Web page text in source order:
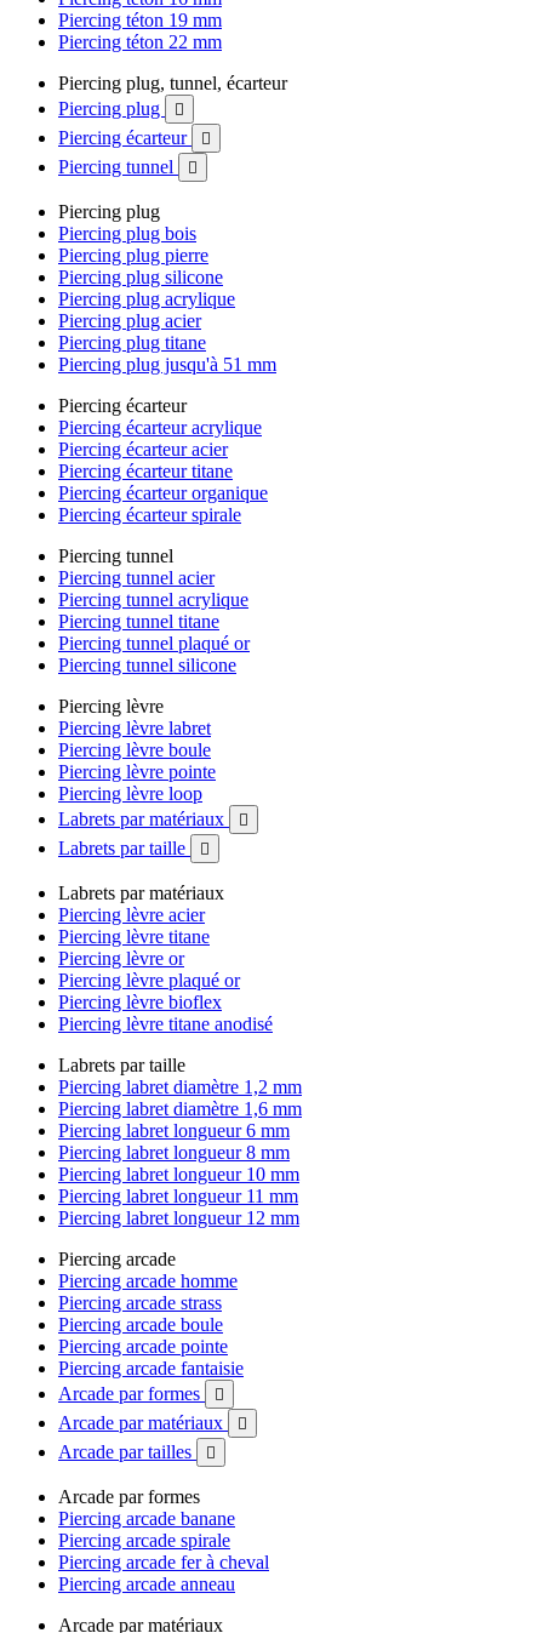
Piercing téton 19 mm
Piercing téton 22 mm
Piercing plug, tunnel, écarteur
Piercing plug

Piercing écarteur 
Piercing tunnel 
Piercing plug
Piercing plug bois
Piercing plug pierre
Piercing plug silicone
Piercing plug acrylique
Piercing plug acier
Piercing plug titane
Piercing plug jusqu'à 51 mm
Piercing écarteur
Piercing écarteur acrylique
Piercing écarteur acier
Piercing écarteur titane
Piercing écarteur organique
Piercing écarteur spirale
Piercing tunnel
Piercing tunnel acier
Piercing tunnel acrylique
Piercing tunnel titane
Piercing tunnel plaqué or
Piercing tunnel silicone
Piercing lèvre
Piercing lèvre labret
Piercing lèvre boule
Piercing lèvre pointe
Piercing lèvre loop
Labrets par matériaux

Labrets par taille 
Labrets par matériaux
Piercing lèvre acier
Piercing lèvre titane
Piercing lèvre or
Piercing lèvre plaqué or
Piercing lèvre bioflex
Piercing lèvre titane anodisé
Labrets par taille
Piercing labret diamètre 1,2 mm
Piercing labret diamètre 1,6 mm
Piercing labret longueur 6 mm
Piercing labret longueur 8 mm
Piercing labret longueur 10 mm
Piercing labret longueur 11 mm
Piercing labret longueur 12 mm
Piercing arcade
Piercing arcade homme
Piercing arcade strass
Piercing arcade boule
Piercing arcade pointe
Piercing arcade fantaisie
Arcade par formes

Arcade par matériaux 
Arcade par tailles 
Arcade par formes
Piercing arcade banane
Piercing arcade spirale
Piercing arcade fer à cheval
Piercing arcade anneau
Arcade par matériaux